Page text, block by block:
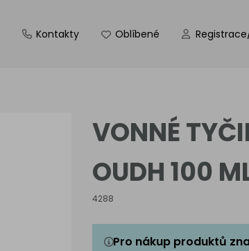
Kontakty Oblíbené
VONNÉ
OUDH 100
4288
Pro nákup produktů